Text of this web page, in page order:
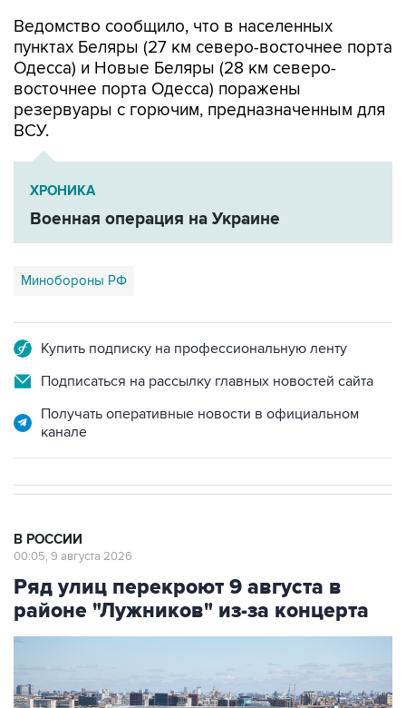
Ведомство сообщило, что в населенных
пунктах Беляры (27 км северо-восточнее порта
Одесса) и Новые Беляры (28 км северо-
восточнее порта Одесса) поражены
резервуары с горючим, предназначенным для
ВСУ.
ХРОНИКА
Военная операция на Украине
Минобороны РФ
Купить подписку на профессиональную ленту
Подписаться на рассылку главных новостей сайта
Получать оперативные новости в официальном
канале
В РОССИИ
00:05, 9 августа 2026
Ряд улиц перекроют 9 августа в
районе "Лужников" из-за концерта